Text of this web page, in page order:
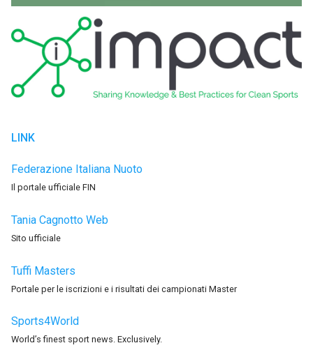
LINK
Federazione Italiana Nuoto
Il portale ufficiale FIN
Tania Cagnotto Web
Sito ufficiale
Tuffi Masters
Portale per le iscrizioni e i risultati dei campionati Master
Sports4World
World’s finest sport news. Exclusively.